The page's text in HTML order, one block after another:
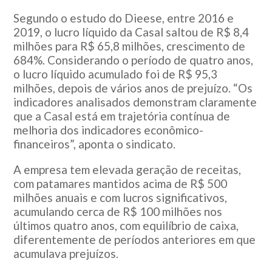
Segundo o estudo do Dieese, entre 2016 e
2019, o lucro líquido da Casal saltou de R$ 8,4
milhões para R$ 65,8 milhões, crescimento de
684%. Considerando o período de quatro anos,
o lucro líquido acumulado foi de R$ 95,3
milhões, depois de vários anos de prejuízo. “Os
indicadores analisados demonstram claramente
que a Casal está em trajetória contínua de
melhoria dos indicadores econômico-
financeiros”, aponta o sindicato.
A empresa tem elevada geração de receitas,
com patamares mantidos acima de R$ 500
milhões anuais e com lucros significativos,
acumulando cerca de R$ 100 milhões nos
últimos quatro anos, com equilíbrio de caixa,
diferentemente de períodos anteriores em que
acumulava prejuízos.